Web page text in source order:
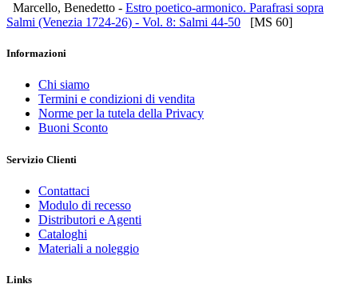
Marcello, Benedetto - Estro poetico-armonico. Parafrasi sopra
Salmi (Venezia 1724-26) - Vol. 8: Salmi 44-50 [MS 60]
Informazioni
Chi siamo
Termini e condizioni di vendita
Norme per la tutela della Privacy
Buoni Sconto
Servizio Clienti
Contattaci
Modulo di recesso
Distributori e Agenti
Cataloghi
Materiali a noleggio
Links